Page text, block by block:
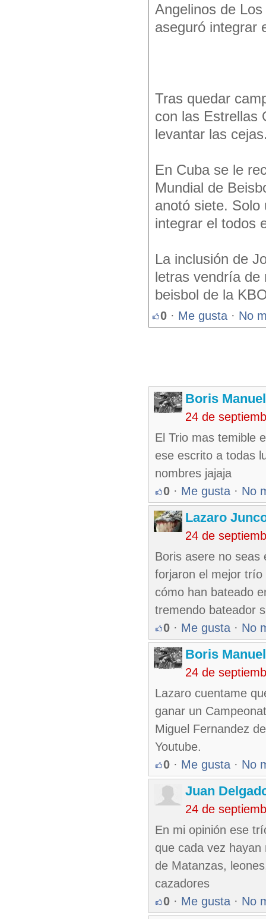
Angelinos de
aseguró integrar
Tras quedar
con las Estrellas
levantar las
En Cuba se le
Mundial de
anotó siete. Solo
integrar el todos
La inclusión de
letras vendría de
beisbol de la
0 · Me gusta · No
Boris
24 de
El Trio mas temible
ese escrito a todas
nombres jajaja
0 · Me gusta · No
Lazaro
24 de
Boris asere no seas
forjaron el mejor
cómo han bateado
tremendo bateador
0 · Me gusta · No
Boris
24 de
Lazaro cuentame
ganar un
Miguel Fernandez
Youtube.
0 · Me gusta · No
Juan
24 de
En mi opinión ese
que cada vez
de Matanzas,
cazadores
0 · Me gusta · No